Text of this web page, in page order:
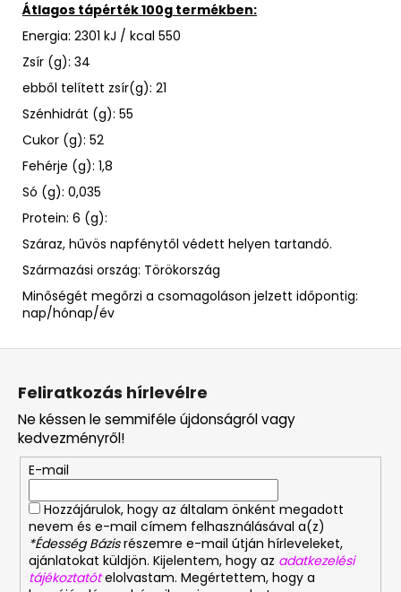
Átlagos tápérték 100g termékben:
Energia: 2301 kJ / kcal 550
Zsír (g): 34
ebből telített zsír(g): 21
Szénhidrát (g): 55
Cukor (g): 52
Fehérje (g): 1,8
Só (g): 0,035
Protein: 6 (g):
Száraz, hűvös napfénytől védett helyen tartandó.
Származási ország: Törökország
Minőségét megőrzi a csomagoláson jelzett időpontig:
nap/hónap/év
Feliratkozás hírlevélre
Ne késsen le semmiféle újdonságról vagy
kedvezményről!
E-mail
Hozzájárulok, hogy az általam önként megadott
nevem és e-mail címem felhasználásával a(z)
*Édesség Bázisrészemre e-mail útján hírleveleket,
ajánlatokat küldjön. Kijelentem, hogy az adatkezelési
tájékoztatót elolvastam. Megértettem, hogy a